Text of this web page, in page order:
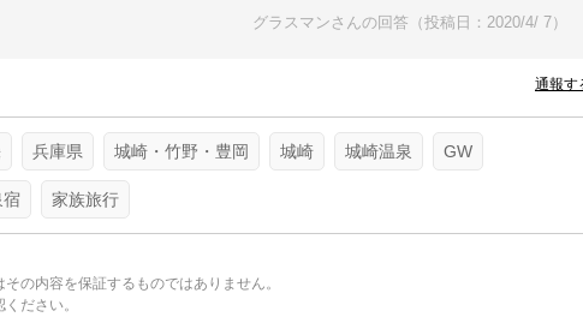
グラスマンさんの回答（投稿日：2020/4/ 7）
通報す
兵庫県 城崎・竹野・豊岡 城崎 城崎温泉 GW
宿 家族旅行
の内容を保証するものではありません。
ださい。